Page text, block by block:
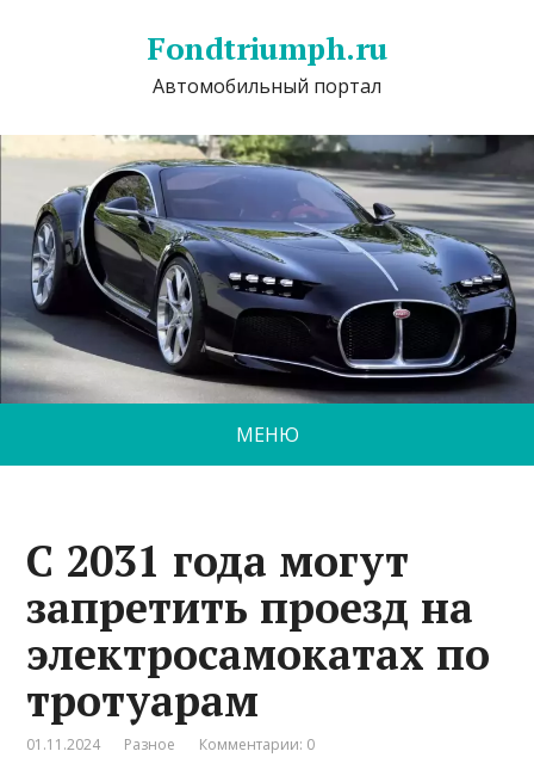
Fondtriumph.ru
Автомобильный портал
МЕНЮ
С 2031 года могут
запретить проезд на
электросамокатах по
тротуарам
01.11.2024 Разное Комментарии: 0